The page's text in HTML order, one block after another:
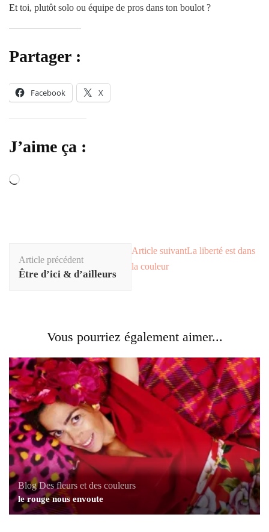
Et toi, plutôt solo ou équipe de pros dans ton boulot ?
Partager :
Facebook X
J’aime ça :
Article précédent
Être d’ici & d’ailleurs
Article suivantLa liberté est dans
la couleur
Vous pourriez également aimer...
Blog Des fleurs et des couleurs
le rouge nous envoute